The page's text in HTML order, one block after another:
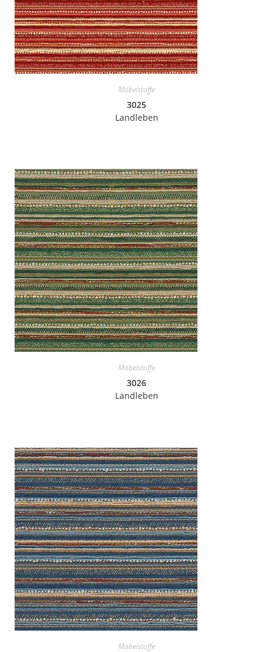
Möbelstoffe
3025
Landleben
Möbelstoffe
3026
Landleben
Möbelstoffe